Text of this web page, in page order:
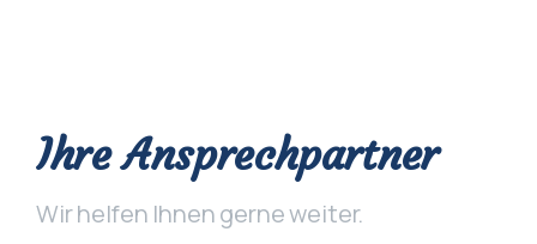
Ihre Ansprechpartner
Wir helfen Ihnen gerne weiter.